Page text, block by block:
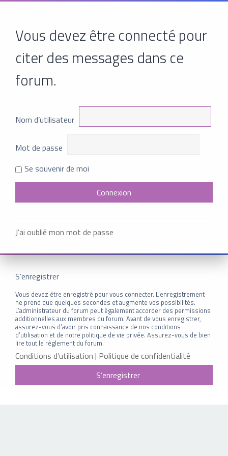
Vous devez être connecté pour
citer des messages dans ce
forum.
Nom d’utilisateur
Mot de passe
Se souvenir de moi
J’ai oublié mon mot de passe
S’enregistrer
Vous devez être enregistré pour vous connecter. L’enregistrement
ne prend que quelques secondes et augmente vos possibilités.
L’administrateur du forum peut également accorder des permissions
additionnelles aux membres du forum. Avant de vous enregistrer,
assurez-vous d’avoir pris connaissance de nos conditions
d’utilisation et de notre politique de vie privée. Assurez-vous de bien
lire tout le règlement du forum.
Conditions d’utilisation | Politique de confidentialité
S’enregistrer